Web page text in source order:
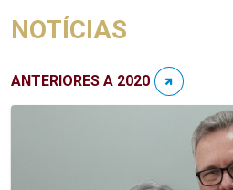
NOTÍCIAS
ANTERIORES A 2020